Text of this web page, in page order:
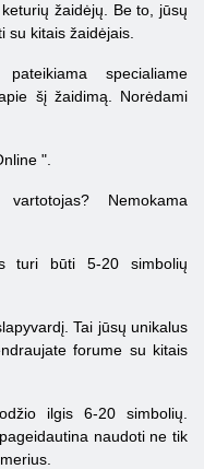
žaidėjų. Be to, jūsų
su kitais žaidėjais.
specialiame
šį žaidimą. Norėdami
".
Nemokama
turi būti 5-20 simbolių
Tai jūsų unikalus
forume su kitais
ilgis 6-20 simbolių.
naudoti ne tik